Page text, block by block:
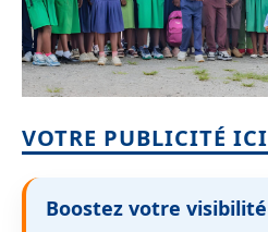
VOTRE PUBLICITÉ ICI
Boostez votre visibilité